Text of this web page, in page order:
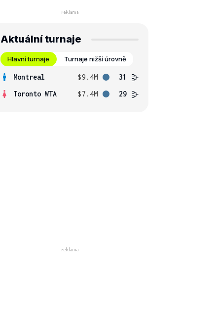
Aktuální turnaje
Hlavní turnaje Turnaje nižší úrovně
Montreal $9.4M
31
Toronto WTA
$7.4M 29